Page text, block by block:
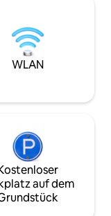
Bettwäsche von
Kingsize-Bett.
Sterne-Hotel.
Entspanne dich
Kostenlose L2-
WLAN
auf dem